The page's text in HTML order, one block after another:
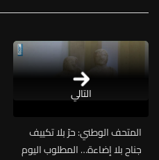
التالي
المتحف الوطني: حرّ بلا تكييف
جناح بلا إضاءة… المطلوب اليوم